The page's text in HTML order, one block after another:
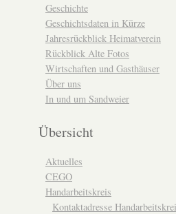
Geschichte
Geschichtsdaten in Kürze
Jahresrückblick Heimatverein
Rückblick Alte Fotos
Wirtschaften und Gasthäuser
Über uns
In und um Sandweier
Übersicht
Aktuelles
CEGO
Handarbeitskreis
Kontaktadresse